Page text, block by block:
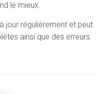
le mieux.
jour régulièrement et peut
ainsi que des erreurs.